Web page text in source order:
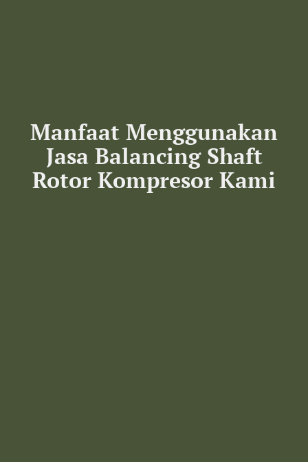
Manfaat Menggunakan
Jasa Balancing Shaft
Rotor Kompresor Kami